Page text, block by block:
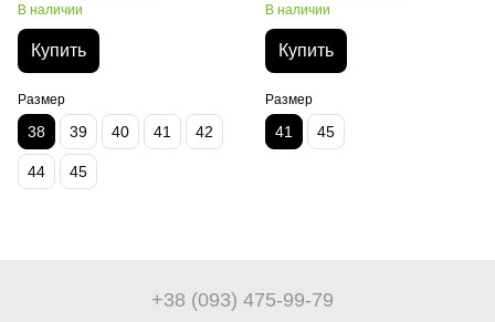
В наличии
Купить
Размер
38 39 40 41 42
44 45
В наличии
Купить
Размер
41 45
+38 (093) 475-99-79